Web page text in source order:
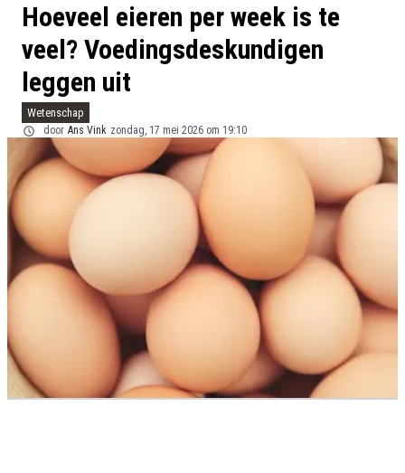
Hoeveel eieren per week is te
veel? Voedingsdeskundigen
leggen uit
Wetenschap
door Ans Vink zondag, 17 mei 2026 om 19:10